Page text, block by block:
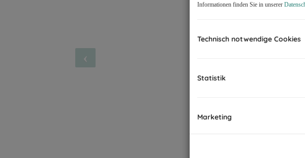
Informationen finden Sie in unserer
Technisch notwendige Cookies
Statistik
Marketing